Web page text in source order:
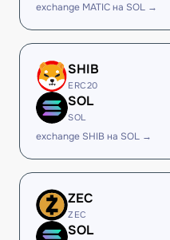
exchange MATIC на SOL →
SHIB
ERC20
SOL
SOL
exchange SHIB на SOL →
ZEC
ZEC
SOL